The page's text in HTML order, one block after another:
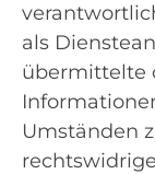
als
übermittelte
Umständen